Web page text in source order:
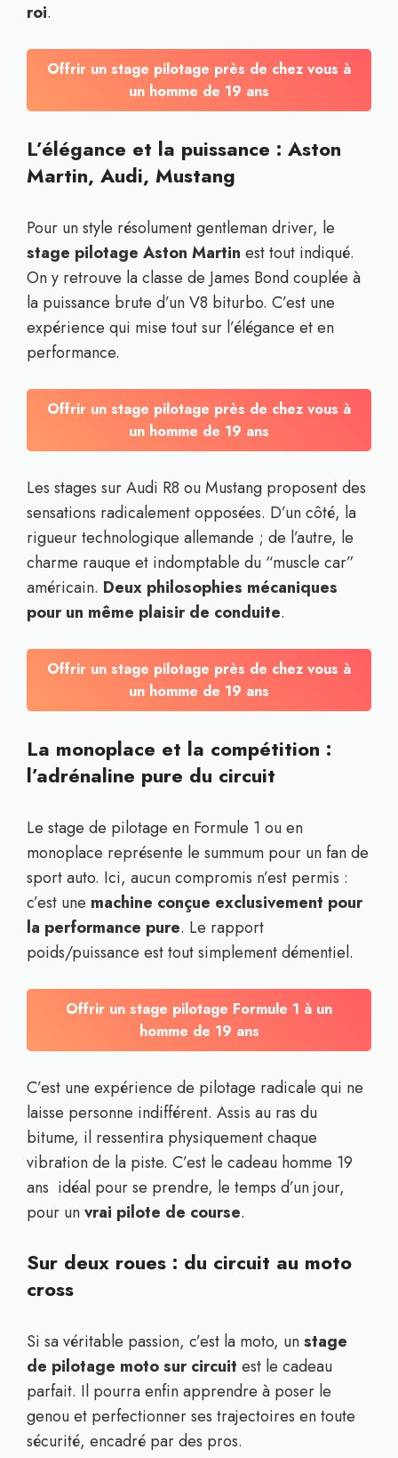
roi.
Offrir un stage pilotage près de chez vous à
un homme de 19 ans
L’élégance et la puissance : Aston
Martin, Audi, Mustang
Pour un style résolument gentleman driver, le
stage pilotage Aston Martin est tout indiqué.
On y retrouve la classe de James Bond couplée à
la puissance brute d’un V8 biturbo. C’est une
expérience qui mise tout sur l’élégance et en
performance.
Offrir un stage pilotage près de chez vous à
un homme de 19 ans
Les stages sur Audi R8 ou Mustang proposent des
sensations radicalement opposées. D’un côté, la
rigueur technologique allemande ; de l’autre, le
charme rauque et indomptable du “muscle car”
américain. Deux philosophies mécaniques
pour un même plaisir de conduite.
Offrir un stage pilotage près de chez vous à
un homme de 19 ans
La monoplace et la compétition :
l’adrénaline pure du circuit
Le stage de pilotage en Formule 1 ou en
monoplace représente le summum pour un fan de
sport auto. Ici, aucun compromis n’est permis :
c’est une machine conçue exclusivement pour
la performance pure. Le rapport
poids/puissance est tout simplement démentiel.
Offrir un stage pilotage Formule 1 à un
homme de 19 ans
C’est une expérience de pilotage radicale qui ne
laisse personne indifférent. Assis au ras du
bitume, il ressentira physiquement chaque
vibration de la piste. C’est le cadeau homme 19
ans idéal pour se prendre, le temps d’un jour,
pour unvrai pilote de course.
Sur deux roues : du circuit au moto
cross
Si sa véritable passion, c’est la moto, unstage
de pilotage moto sur circuit est le cadeau
parfait. Il pourra enfin apprendre à poser le
genou et perfectionner ses trajectoires en toute
sécurité, encadré par des pros.